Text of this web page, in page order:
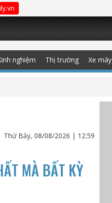
nghiệm Thị trường Xe máy
Thứ Bảy, 08/08/2026 | 12:59
MÀ BẤT KỲ